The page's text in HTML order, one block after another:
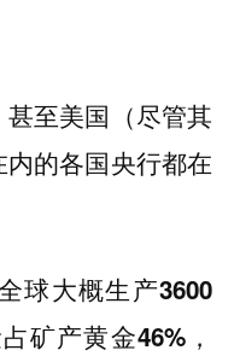
至美国（尽管其
的各国央行都在
球大概生产3600
矿产黄金46%，